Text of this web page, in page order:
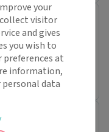
ce praticien.
your
visitor
and gives
you wish to
preferences at
information,
data